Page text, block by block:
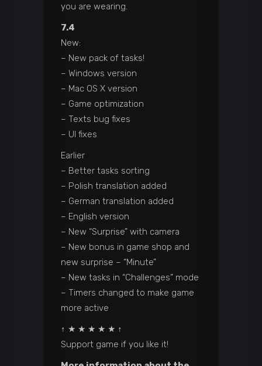
you are wearing.
7.4
New:
– New pack of tasks!
– Windows version
– Mac OS X version
– Game optimization
– Texts bug fixes
– UI fixes
Earlier
– Better tasks sorting
– Polish translation added
– German translation added
– English version
– New “Surprise” with camera
– New bonus in game shop and
new surprise – “Minute”
– New tasks in “Challenges” mode
– Timers changed to make game
more active
↑ ★ ★ ★ ★ ★ ↑
Support game if you like it!